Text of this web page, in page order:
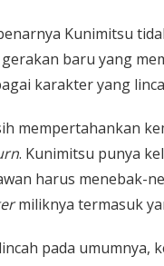
Kunimitsu
baru yang
karakter yang
mempertahankan
. Kunimitsu punya
harus menebak-
miliknya termasuk
pada umumnya,